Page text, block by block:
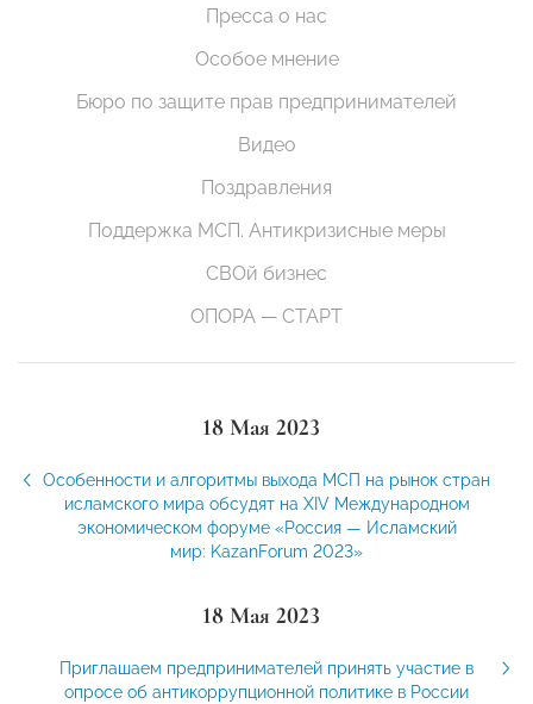
Пресса о нас
Особое мнение
Бюро по защите прав предпринимателей
Видео
Поздравления
Поддержка МСП. Антикризисные меры
СВОй бизнес
ОПОРА — СТАРТ
18 Мая 2023
Особенности и алгоритмы выхода МСП на рынок стран
исламского мира обсудят на ХIV Международном
экономическом форуме «Россия — Исламский
мир: KazanForum 2023»
18 Мая 2023
Приглашаем предпринимателей принять участие в
опросе об антикоррупционной политике в России